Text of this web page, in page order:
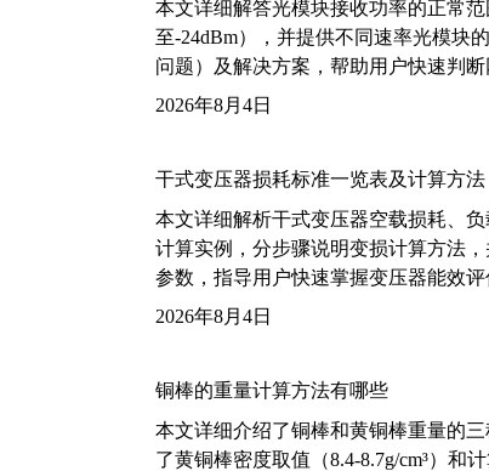
本文详细解答光模块接收功率的正常
至-24dBm），并提供不同速率光模块
问题）及解决方案，帮助用户快速判断
2026年8月4日
干式变压器损耗标准一览表及计算方法
本文详细解析干式变压器空载损耗、
计算实例，分步骤说明变损计算方法
参数，指导用户快速掌握变压器能效评
2026年8月4日
铜棒的重量计算方法有哪些
本文详细介绍了铜棒和黄铜棒重量的
了黄铜棒密度取值（8.4-8.7g/cm³）和